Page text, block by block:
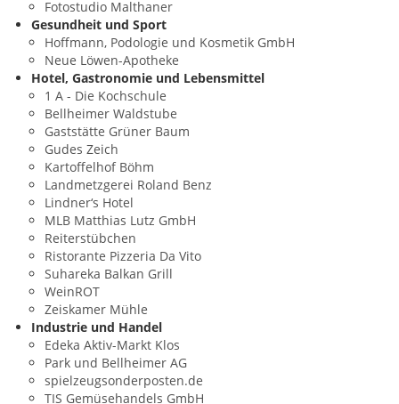
Fotostudio Malthaner
Gesundheit und Sport
Hoffmann, Podologie und Kosmetik GmbH
Neue Löwen-Apotheke
Hotel, Gastronomie und Lebensmittel
1 A - Die Kochschule
Bellheimer Waldstube
Gaststätte Grüner Baum
Gudes Zeich
Kartoffelhof Böhm
Landmetzgerei Roland Benz
Lindner‘s Hotel
MLB Matthias Lutz GmbH
Reiterstübchen
Ristorante Pizzeria Da Vito
Suhareka Balkan Grill
WeinROT
Zeiskamer Mühle
Industrie und Handel
Edeka Aktiv-Markt Klos
Park und Bellheimer AG
spielzeugsonderposten.de
TIS Gemüsehandels GmbH